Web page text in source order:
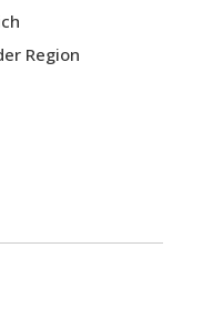
Region